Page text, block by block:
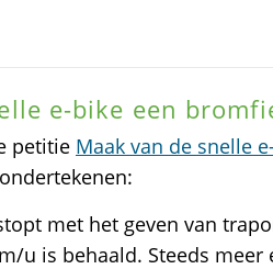
e-bike een
petitie Maak van de snelle
met het geven van
u is behaald. Steeds meer